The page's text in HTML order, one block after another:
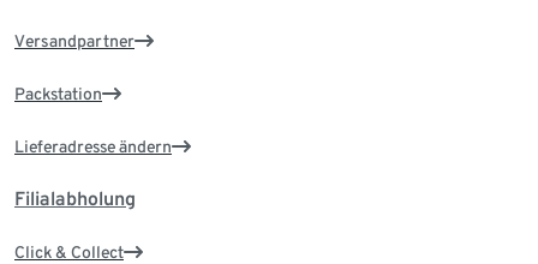
Versandpartner
Packstation
Lieferadresse ändern
Filialabholung
Click & Collect